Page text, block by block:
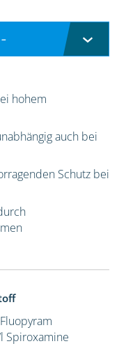
hohem
auch bei
Schutz bei
Spiroxamine